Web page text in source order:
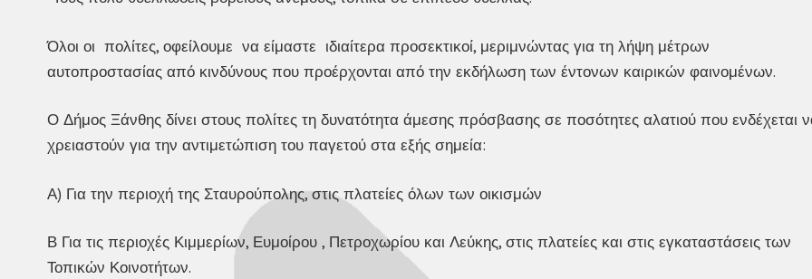
Όλοι οι πολίτες, οφείλουμε να είμαστε ιδιαίτερα προσεκτικοί, μεριμνώντας για τη λήψη μέτρων
αυτοπροστασίας από κινδύνους που προέρχονται από την εκδήλωση των έντονων καιρικών φαινομένων.
Ο Δήμος Ξάνθης δίνει στους πολίτες τη δυνατότητα άμεσης πρόσβασης σε ποσότητες αλατιού που ενδέχεται
χρειαστούν για την αντιμετώπιση του παγετού στα εξής σημεία:
Α) Για την περιοχή της Σταυρούπολης, στις πλατείες όλων των οικισμών
Β Για τις περιοχές Κιμμερίων, Ευμοίρου , Πετροχωρίου και Λεύκης, στις πλατείες και στις εγκαταστάσεις των
Τοπικών Κοινοτήτων.